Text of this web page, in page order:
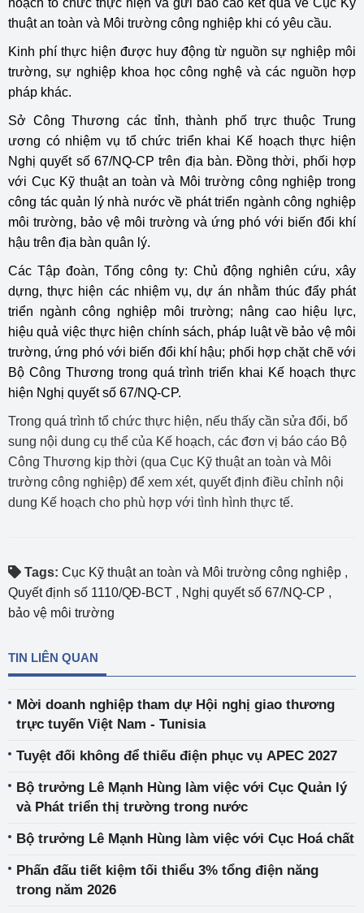
hoạch tổ chức thực hiện và gửi báo cáo kết quả về Cục Kỹ
thuật an toàn và Môi trường công nghiệp khi có yêu cầu.
Kinh phí thực hiện được huy động từ nguồn sự nghiệp môi
trường, sự nghiệp khoa học công nghệ và các nguồn hợp
pháp khác.
Sở Công Thương các tỉnh, thành phố trực thuộc Trung
ương có nhiệm vụ tổ chức triển khai Kế hoạch thực hiện
Nghị quyết số 67/NQ-CP trên địa bàn. Đồng thời, phối hợp
với Cục Kỹ thuật an toàn và Môi trường công nghiệp trong
công tác quản lý nhà nước về phát triển ngành công nghiệp
môi trường, bảo vệ môi trường và ứng phó với biến đổi khí
hậu trên địa bàn quân lý.
Các Tập đoàn, Tổng công ty: Chủ động nghiên cứu, xây
dựng, thực hiện các nhiệm vụ, dự án nhằm thúc đẩy phát
triển ngành công nghiệp môi trường; nâng cao hiệu lực,
hiệu quả việc thực hiện chính sách, pháp luật về bảo vệ môi
trường, ứng phó với biến đổi khí hậu; phối hợp chặt chẽ với
Bộ Công Thương trong quá trình triển khai Kế hoạch thực
hiện Nghị quyết số 67/NQ-CP.
Trong quá trình tổ chức thực hiện, nếu thấy cần sửa đổi, bổ
sung nội dung cụ thể của Kế hoạch, các đơn vị báo cáo Bộ
Công Thương kịp thời (qua Cục Kỹ thuật an toàn và Môi
trường công nghiệp) để xem xét, quyết định điều chỉnh nội
dung Kế hoạch cho phù hợp với tình hình thực tế.
Tags: Cục Kỹ thuật an toàn và Môi trường công nghiệp ,
Quyết định số 1110/QĐ-BCT , Nghị quyết số 67/NQ-CP ,
bảo vệ môi trường
TIN LIÊN QUAN
Mời doanh nghiệp tham dự Hội nghị giao thương
trực tuyến Việt Nam - Tunisia
Tuyệt đối không để thiếu điện phục vụ APEC 2027
Bộ trưởng Lê Mạnh Hùng làm việc với Cục Quản lý
và Phát triển thị trường trong nước
Bộ trưởng Lê Mạnh Hùng làm việc với Cục Hoá chất
Phấn đấu tiết kiệm tối thiểu 3% tổng điện năng
trong năm 2026